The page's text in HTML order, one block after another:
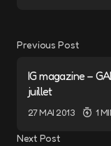
Previous Post
IG magazine –
juillet
27 MAI 2013 1
Next Post